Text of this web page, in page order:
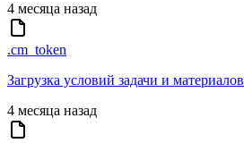
4 месяца назад
.cm_token
Загрузка условий задачи и материалов
4 месяца назад